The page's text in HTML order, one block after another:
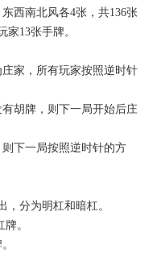
西南北风各4张，共136张
13张手牌。
家，所有玩家按照逆时针
胡牌，则下一局开始后庄
下一局按照逆时针的方
，分为明杠和暗杠。
。